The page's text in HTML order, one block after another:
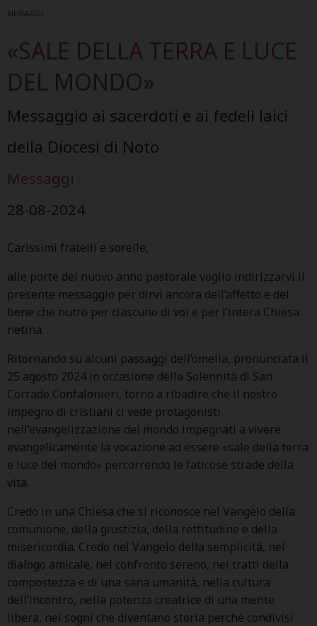
MESSAGGI
«SALE DELLA TERRA E LUCE
DEL MONDO»
Messaggio ai sacerdoti e ai fedeli laici
della Diocesi di Noto
Messaggi
28-08-2024
Carissimi fratelli e sorelle,
alle porte del nuovo anno pastorale voglio indirizzarvi il
presente messaggio per dirvi ancora dell’affetto e del
bene che nutro per ciascuno di voi e per l’intera Chiesa
netina.
Ritornando su alcuni passaggi dell’omelia, pronunciata il
25 agosto 2024 in occasione della Solennità di San
Corrado Confalonieri, torno a ribadire che il nostro
impegno di cristiani ci vede protagonisti
nell’evangelizzazione del mondo impegnati a vivere
evangelicamente la vocazione ad essere «sale della terra
e luce del mondo» percorrendo le faticose strade della
vita.
Credo in una Chiesa che si riconosce nel Vangelo della
comunione, della giustizia, della rettitudine e della
misericordia. Credo nel Vangelo della semplicità, nel
dialogo amicale, nel confronto sereno, nei tratti della
compostezza e di una sana umanità, nella cultura
dell’incontro, nella potenza creatrice di una mente
libera, nei sogni che diventano storia perché condivisi